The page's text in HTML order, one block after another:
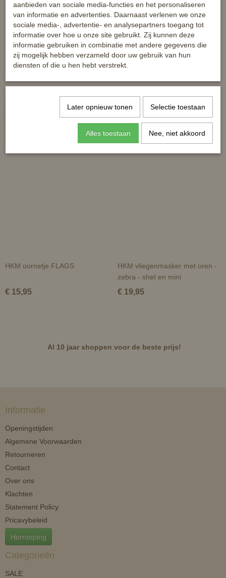
diverse kleuren en maten
€ 14,95
donkerblauw - full
€ 20,95
HKM oornetje FLAGS
€ 15,95
HKM vliegenmasker met oren -
zebra - shet en mini
€ 19,95
Al 10 jaar shoppen voor de beste prijs!
Informatie
Openingstijden
Algemene Voorwaarden
Retourneren
Contact
Over ons
Klachten
Statement Policy
Pricavybeleid
Herroeping
Categorieën
SALE
aanbieden van sociale media-functies en het personaliseren
van informatie en advertenties. Daarnaast verlenen we onze
sociale media-, advertentie- en analysepartners toegang tot
informatie over hoe u onze site gebruikt. Zij kunnen deze
informatie gebruiken in combinatie met andere gegevens die
zij mogelijk hebben verzameld door uw gebruik van hun
diensten of die u hen hebt verstrekt.
Later opnieuw tonen Selectie toestaan
Alles toestaan Nee, niet akkoord